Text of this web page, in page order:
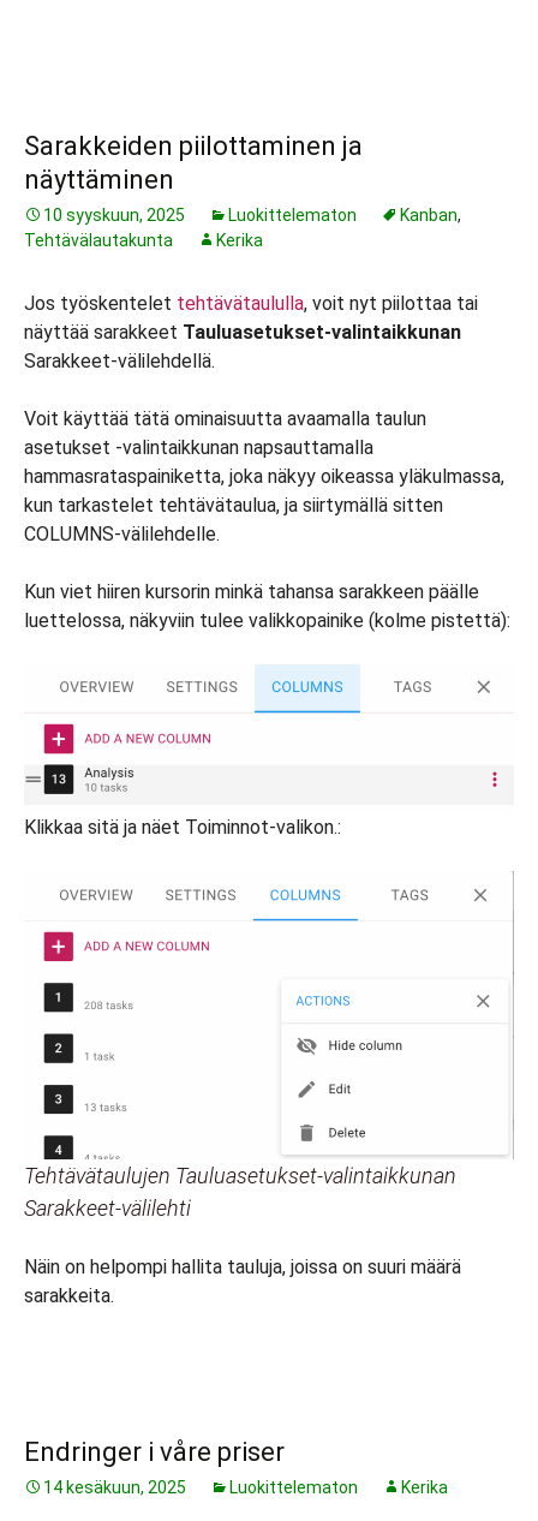
Sarakkeiden piilottaminen ja
näyttäminen
10 syyskuun, 2025 Luokittelematon Kanban,
Tehtävälautakunta
Kerika
Jos työskentelet tehtävätaululla, voit nyt piilottaa tai
näyttää sarakkeet Tauluasetukset-valintaikkunan
Sarakkeet-välilehdellä.
Voit käyttää tätä ominaisuutta avaamalla taulun
asetukset -valintaikkunan napsauttamalla
hammasrataspainiketta, joka näkyy oikeassa yläkulmassa,
kun tarkastelet tehtävätaulua, ja siirtymällä sitten
COLUMNS-välilehdelle.
Kun viet hiiren kursorin minkä tahansa sarakkeen päälle
luettelossa, näkyviin tulee valikkopainike (kolme pistettä):
Klikkaa sitä ja näet Toiminnot-valikon.:
Tehtävätaulujen Tauluasetukset-valintaikkunan
Sarakkeet-välilehti
Näin on helpompi hallita tauluja, joissa on suuri määrä
sarakkeita.
Endringer i våre priser
14 kesäkuun, 2025 Luokittelematon Kerika